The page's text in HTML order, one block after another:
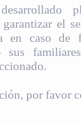
el
en caso de
por favor